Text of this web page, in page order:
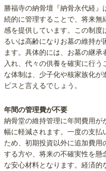
勝福寺の納骨壇『納骨永代経
続的に管理することで、将来
感を提供しています。この制度
るいは高齢になりお墓の維持が
ます。具体的には、お墓の継
入れ、代々の供養を確実に行う
な体制は、少子化や核家族化
ビスと言えるでしょう。
年間の管理費が不要
納骨堂の維持管理に年間費用
幅に軽減されます。一度の支払
ため、初期投資以外に追加費用
する方や、将来の不確実性を懸
な安心材料となります。経済